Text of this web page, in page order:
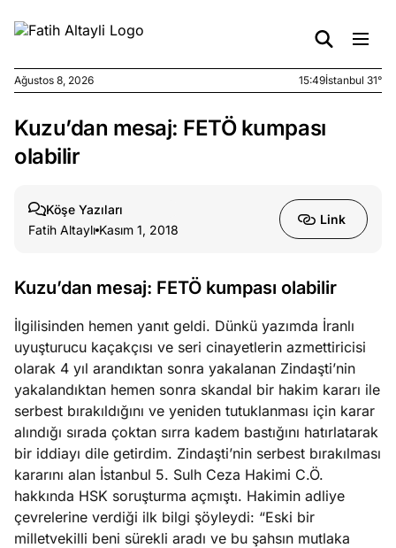
Ağustos
6, 2026
5, 2026
caiz
Ağustos
4, 2026
umutlu
ister
Köşe
Yazıları
Spor
Yazıları
Ağustos 8, 2026 15:49İstanbul 31°
Kuzu’dan mesaj: FETÖ kumpası
olabilir
Köşe Yazıları
Fatih Altaylı Kasım 1, 2018
Link
Kuzu’dan mesaj: FETÖ kumpası olabilir
İlgilisinden hemen yanıt geldi. Dünkü yazımda İranlı
uyuşturucu kaçakçısı ve seri cinayetlerin azmettiricisi
olarak 4 yıl arandıktan sonra yakalanan Zindaşti’nin
yakalandıktan hemen sonra skandal bir hakim kararı ile
serbest bırakıldığını ve yeniden tutuklanması için karar
alındığı sırada çoktan sırra kadem bastığını hatırlatarak
bir iddiayı dile getirdim. Zindaşti’nin serbest bırakılması
kararını alan İstanbul 5. Sulh Ceza Hakimi C.Ö.
hakkında HSK soruşturma açmıştı. Hakimin adliye
çevrelerine verdiği ilk bilgi şöyleydi: “Eski bir
milletvekilli beni sürekli aradı ve bu şahsın mutlaka